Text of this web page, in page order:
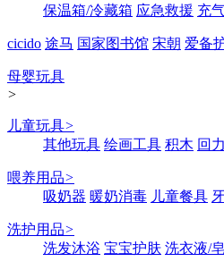
保温箱/冷藏箱 应急救援 充
cicido 途马 国家图书馆 宋朝 爱备
母婴玩具
>
儿童玩具>
其他玩具 绘画工具 积木 回
喂养用品>
吸奶器 暖奶消毒 儿童餐具
洗护用品>
洗发沐浴 宝宝护肤 洗衣液/